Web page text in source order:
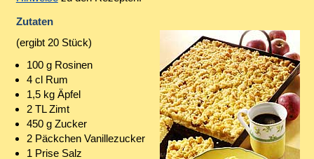
Zutaten
(ergibt 20 Stück)
100 g Rosinen
4 cl Rum
1,5 kg Äpfel
2 TL Zimt
450 g Zucker
2 Päckchen Vanillezucker
1 Prise Salz